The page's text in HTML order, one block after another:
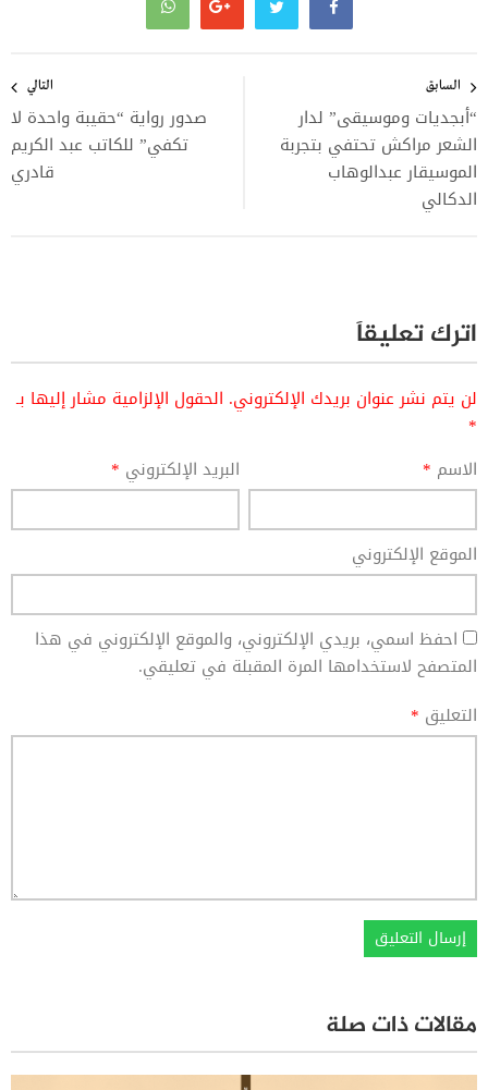
المقالات
السابق
“أبجديات وموسيقى” لدار
الشعر مراكش تحتفي بتجربة
الموسيقار عبدالوهاب
الدكالي
التالي
صدور رواية “حقيبة واحدة لا
تكفي” للكاتب عبد الكريم
قادري
اترك تعليقاً
لن يتم نشر عنوان بريدك الإلكتروني. الحقول الإلزامية مشار إليها بـ
*
الاسم * البريد الإلكتروني *
الموقع الإلكتروني
احفظ اسمي، بريدي الإلكتروني، والموقع الإلكتروني في هذا
المتصفح لاستخدامها المرة المقبلة في تعليقي.
التعليق *
مقالات ذات صلة